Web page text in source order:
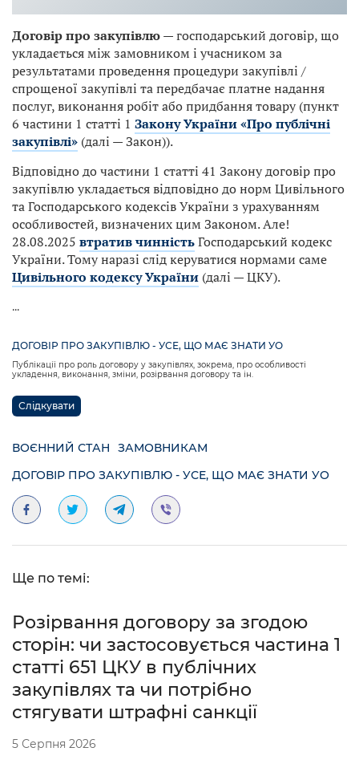
Договір про закупівлю— господарський договір, що
укладається між замовником і учасником за
результатами проведення процедури закупівлі /
спрощеної закупівлі та передбачає платне надання
послуг, виконання робіт або придбання товару (пункт
6 частини 1 статті 1 Закону України «Про публічні
закупівлі» (далі — Закон)).
Відповідно до частини 1 статті 41 Закону договір про
закупівлю укладається відповідно до норм Цивільного
та Господарського кодексів України з урахуванням
особливостей, визначених цим Законом. Але!
28.08.2025 втратив чинністьГосподарський кодекс
України. Тому наразі слід керуватися нормами саме
Цивільного кодексу України (далі — ЦКУ).
...
ДОГОВІР ПРО ЗАКУПІВЛЮ - УСЕ, ЩО МАЄ ЗНАТИ УО
Публікації про роль договору у закупівлях, зокрема, про особливості
укладення, виконання, зміни, розірвання договору та ін.
Слідкувати
ВОЄННИЙ СТАН
ЗАМОВНИКАМ
ДОГОВІР ПРО ЗАКУПІВЛЮ - УСЕ, ЩО МАЄ ЗНАТИ УО
Ще по темі:
Розірвання договору за згодою
сторін: чи застосовується частина 1
статті 651 ЦКУ в публічних
закупівлях та чи потрібно
стягувати штрафні санкції
5 Серпня 2026